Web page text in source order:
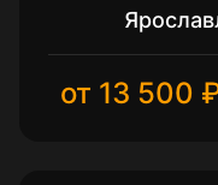
от 13 500